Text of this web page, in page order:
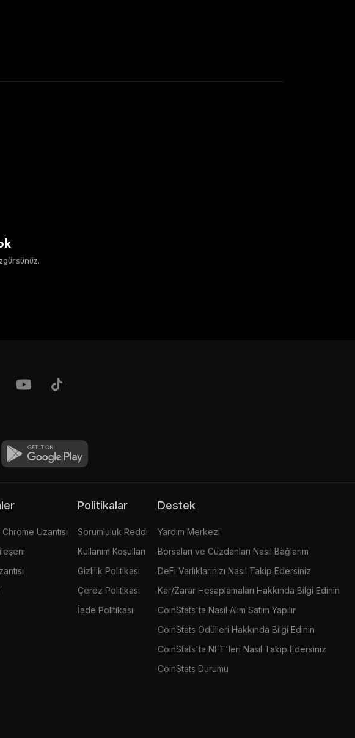
Uzantısı
Politikalar
Sorumluluk Reddi
Kullanım Koşulları
Gizlilik Politikası
Çerez Politikası
İade Politikası
Destek
Yardım Merkezi
Borsaları ve Cüzdanları Nasıl Bağlarım
DeFi Varlıklarınızı Nasıl Takip Edersiniz
Kar/Zarar Hesaplamaları Hakkında Bilgi Edinin
CoinStats'ta Nasıl Alım Satım Yapılır
CoinStats Ödülleri Hakkında Bilgi Edinin
CoinStats'ta NFT'leri Nasıl Takip Edersiniz
CoinStats Durumu